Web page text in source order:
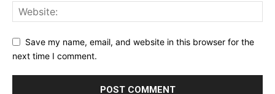
Save my name, email, and website in this browser for the
next time I comment.